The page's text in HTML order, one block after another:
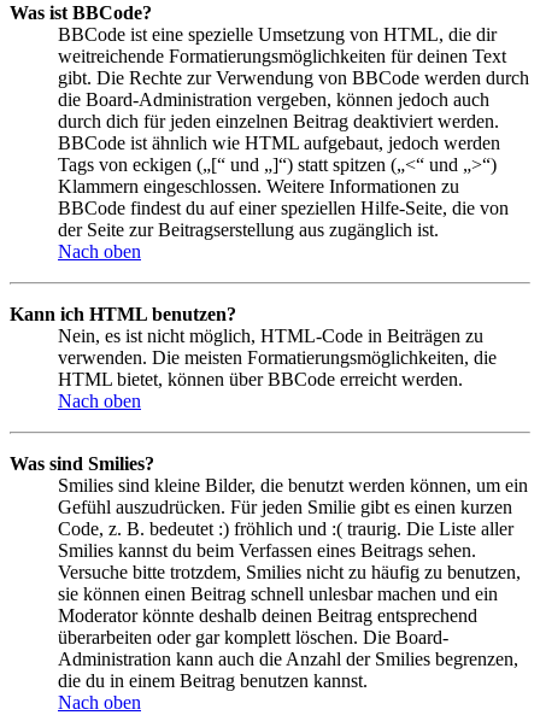
Was ist BBCode?
BBCode ist eine spezielle Umsetzung von HTML, die dir
weitreichende Formatierungsmöglichkeiten für deinen Text
gibt. Die Rechte zur Verwendung von BBCode werden durch
die Board-Administration vergeben, können jedoch auch
durch dich für jeden einzelnen Beitrag deaktiviert werden.
BBCode ist ähnlich wie HTML aufgebaut, jedoch werden
Tags von eckigen („[“ und „]“) statt spitzen („<“ und „>“)
Klammern eingeschlossen. Weitere Informationen zu
BBCode findest du auf einer speziellen Hilfe-Seite, die von
der Seite zur Beitragserstellung aus zugänglich ist.
Nach oben
Kann ich HTML benutzen?
Nein, es ist nicht möglich, HTML-Code in Beiträgen zu
verwenden. Die meisten Formatierungsmöglichkeiten, die
HTML bietet, können über BBCode erreicht werden.
Nach oben
Was sind Smilies?
Smilies sind kleine Bilder, die benutzt werden können, um ein
Gefühl auszudrücken. Für jeden Smilie gibt es einen kurzen
Code, z. B. bedeutet :) fröhlich und :( traurig. Die Liste aller
Smilies kannst du beim Verfassen eines Beitrags sehen.
Versuche bitte trotzdem, Smilies nicht zu häufig zu benutzen,
sie können einen Beitrag schnell unlesbar machen und ein
Moderator könnte deshalb deinen Beitrag entsprechend
überarbeiten oder gar komplett löschen. Die Board-
Administration kann auch die Anzahl der Smilies begrenzen,
die du in einem Beitrag benutzen kannst.
Nach oben